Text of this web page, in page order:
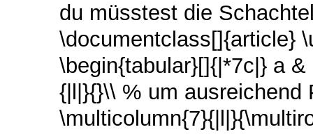
du müsstest die
\documentclass[]{article}
\begin{tabular}[]{|*7c|} a
{|l|}{}\\ % um ausreichend